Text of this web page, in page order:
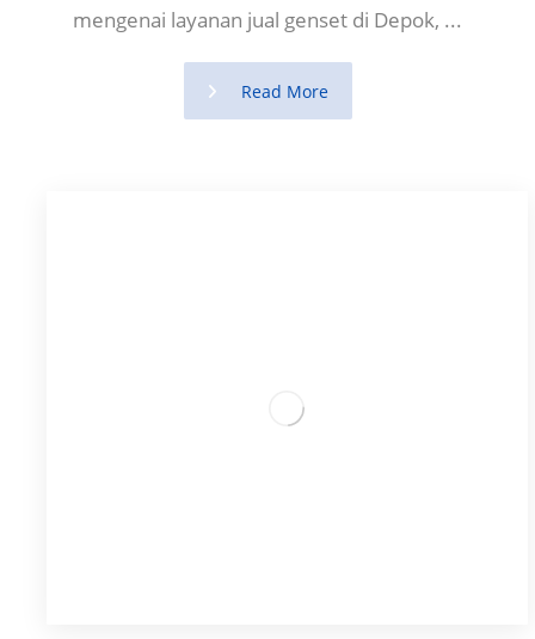
mengenai layanan jual genset di Depok, ...
Read More